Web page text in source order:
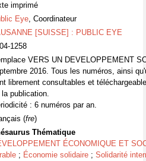
imprimé
Eye, Coordinateur
[SUISSE] : PUBLIC EYE
1258
VERS UN DEVELOPPEMENT
2016. Tous les numéros, ainsi
librement consultables et
la publication.
: 6 numéros par an.
(fre)
Thématique
ÉCONOMIQUE ET
; Économie solidaire ; Solidarité